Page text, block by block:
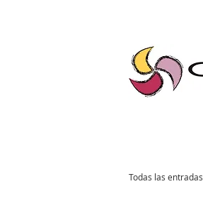
"Gaudium, Eventos Corporativos, Wedding Planner, Eventos, Quito"
Todas las entradas